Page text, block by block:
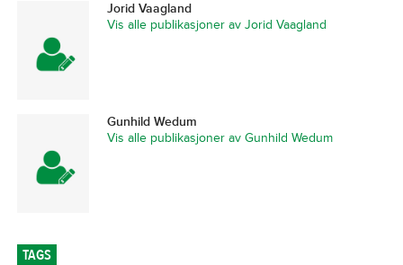
Jorid Vaagland
Vis alle publikasjoner av Jorid Vaagland
Gunhild Wedum
Vis alle publikasjoner av Gunhild Wedum
TAGS